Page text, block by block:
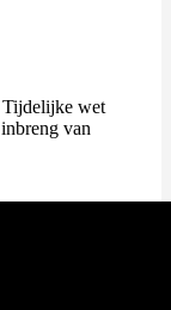
Tijdelijke wet
van